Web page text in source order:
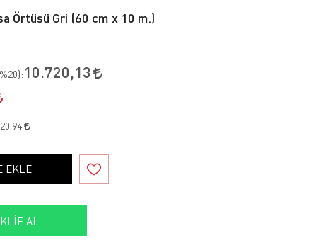
Örtüsü Gri (60 cm x 10 m.)
%20): 10.720,13
EKLE
AL